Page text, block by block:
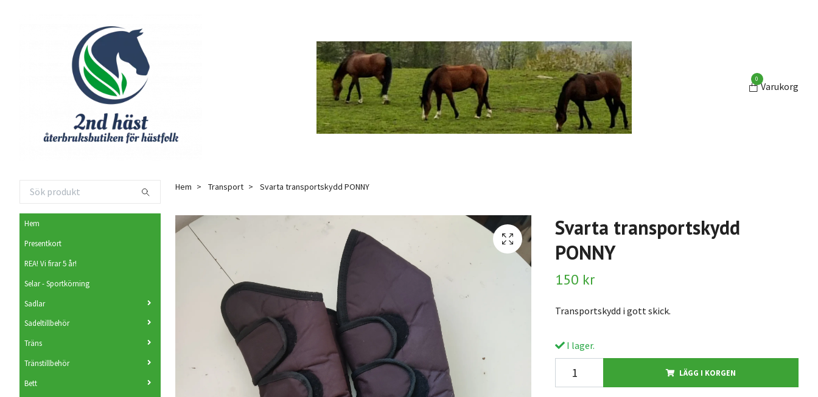
0
Varukorg
Hem
Presentkort
REA! Vi firar 5 år!
Selar - Sportkörning
Sadlar
Sadeltillbehör
Träns
Tränstillbehör
Bett
Hem Transport Svarta transportskydd PONNY
Svarta transportskydd
PONNY
150 kr
Transportskydd i gott skick.
I lager.
LÄGG I KORGEN